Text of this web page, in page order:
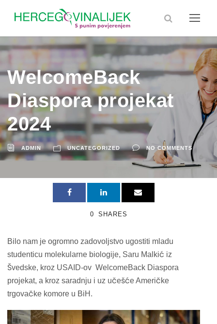
WelcomeBack
Diaspora projekat
2024
ADMIN UNCATEGORIZED NO COMMENTS
0 SHARES
Bilo nam je ogromno zadovoljstvo ugostiti mladu
studenticu molekularne biologije, Saru Malkić iz
Švedske, kroz USAID-ov WelcomeBack Diaspora
projekat, a kroz saradnju i uz učešće Američke
trgovačke komore u BiH.